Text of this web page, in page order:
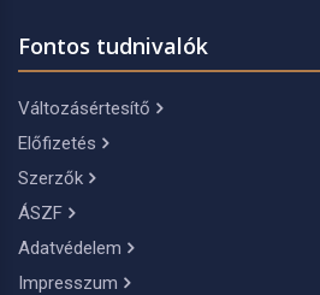
Fontos tudnivalók
Változásértesítő
Előfizetés
Szerzők
ÁSZF
Adatvédelem
Impresszum